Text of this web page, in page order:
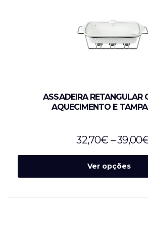
ASSADEIRA RETANGULAR
AQUECIMENTO E
32,70€ –39,00
Ver opções